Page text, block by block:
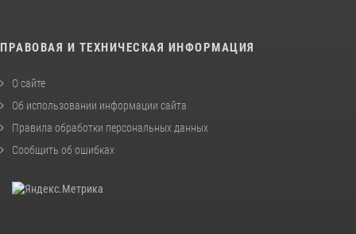
ПРАВОВАЯ И ТЕХНИЧЕСКАЯ ИНФОРМАЦИЯ
О сайте
Об использовании информации сайта
Правила обработки персональных данных
Сообщить об ошибках